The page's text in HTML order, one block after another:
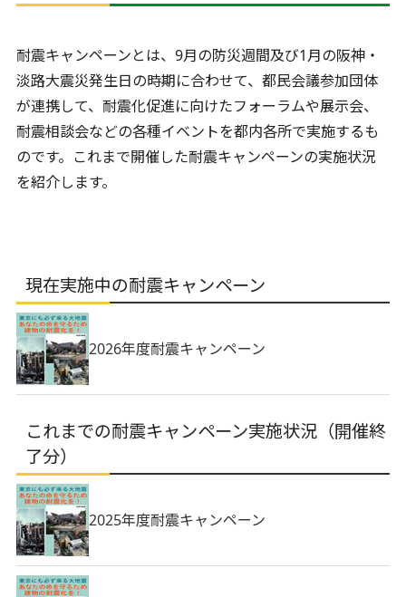
耐震キャンペーンとは、9月の防災週間及び1月の阪神・
淡路大震災発生日の時期に合わせて、都民会議参加団体
が連携して、耐震化促進に向けたフォーラムや展示会、
耐震相談会などの各種イベントを都内各所で実施するも
のです。これまで開催した耐震キャンペーンの実施状況
を紹介します。
現在実施中の耐震キャンペーン
2026年度耐震キャンペーン
これまでの耐震キャンペーン実施状況（開催終
了分）
2025年度耐震キャンペーン